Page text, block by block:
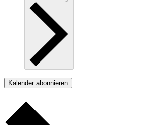
Kalender abonnieren